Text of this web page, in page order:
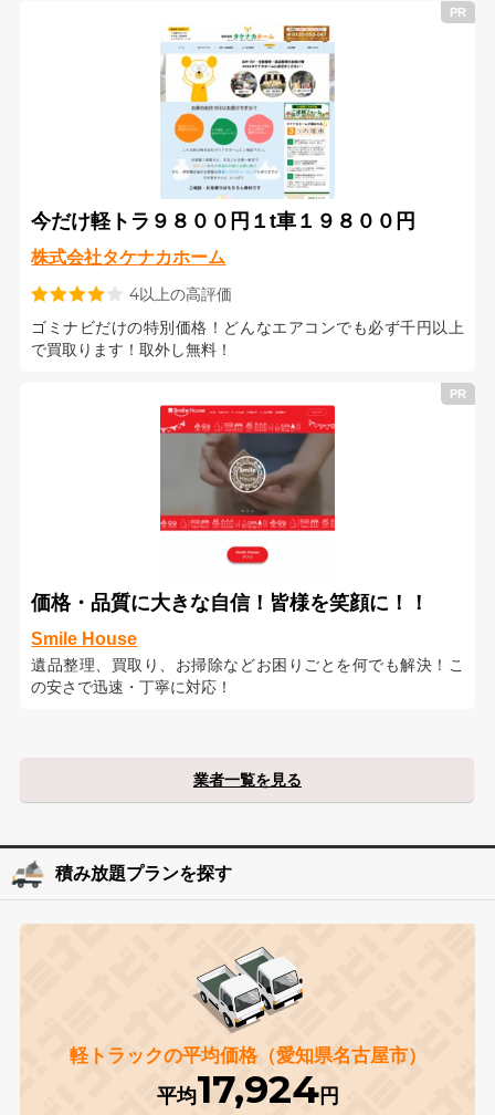
今だけ軽トラ９８００円１t車１９８００円
株式会社タケナカホーム
4以上の高評価
ゴミナビだけの特別価格！どんなエアコンでも必ず千円以上
で買取ります！取外し無料！
価格・品質に大きな自信！皆様を笑顔に！！
Smile House
遺品整理、買取り、お掃除などお困りごとを何でも解決！こ
の安さで迅速・丁寧に対応！
業者一覧を見る
積み放題プランを探す
軽トラックの平均価格（愛知県名古屋市）
平均17,924円